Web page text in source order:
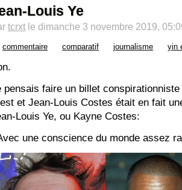
Louis Ye
tcrxt le dimanche 3 novembre 2019,
commentaire comparatif journalisme yin
pensais faire un billet
et Jean-Louis Costes était en fait
Louis Ye, ou Kayne Costes:
une conscience du monde assez